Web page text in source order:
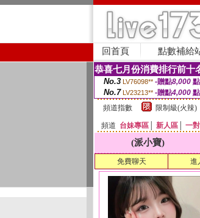
回首頁 點數補給
恭喜七月份消費排行前十
No.3 LV76098** -贈點8,000點
No.7 LV23213** -贈點4,000 點
頻道指數
限制級(火辣)
頻道 台妹專區 新人區 一
(派小寶)
免費聊天 進